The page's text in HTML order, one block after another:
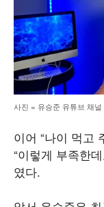
사진 = 유승준 유튜브 채널
이어 “나이 먹고
“이렇게 부족한
였다.